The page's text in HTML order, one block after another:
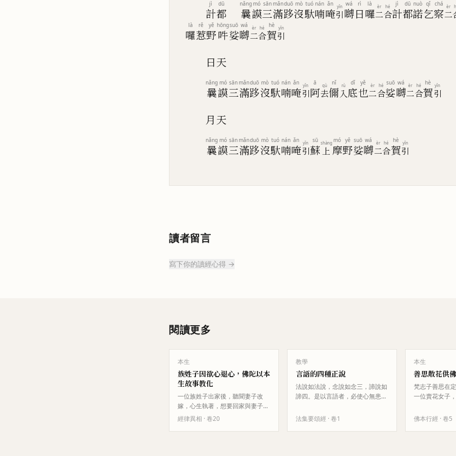
計
jì
都
dū
曩
nǎng
謨
mó
三
sān
滿
mǎn
跢
duō
沒
mò
馱
tuó
喃
nán
唵
ǎn
引
yǐn
嚩
wá
日
rì
囉
là
二
èr
合
hé
計
jì
都
dū
諾
nuò
乞
qǐ
察
chá
二
èr
囉
là
惹
rě
野
yě
吽
hōng
娑
suō
嚩
wá
二
èr
合
hé
賀
hè
引
yǐn
日天
曩
nǎng
謨
mó
三
sān
滿
mǎn
跢
duō
沒
mò
馱
tuó
喃
nán
唵
ǎn
引
yǐn
阿
ā
去
qù
儞
nǐ
入
rù
底
dǐ
也
yě
二
èr
合
hé
娑
suō
嚩
wá
二
èr
合
hé
賀
hè
引
yǐn
月 天
曩
nǎng
謨
mó
三
sān
滿
mǎn
跢
duō
沒
mò
馱
tuó
喃
nán
唵
ǎn
引
yǐn
蘇
sū
上
shàng
摩
mó
野
yě
娑
suō
嚩
wá
二
èr
合
hé
賀
hè
引
yǐn
讀者留言
寫下你的讀經心得 →
閱讀更多
本生
族姓子因欲心退心，佛陀以本
生故事教化
一位族姓子出家後，聽聞妻子改
嫁，心生執著，想要回家與妻子相
聚。他因此心情憂悶，無法專心修
經律異相 · 卷20
教學
言語的四種正說
法說如法說，念說如念三，諦說如
諦四。是以言語者，必使心無患，
法集要頌經 · 卷1
本生
善思散花供
梵志子善思在
一位賣花女子
思拒絕但仍購
佛本行經 · 卷5